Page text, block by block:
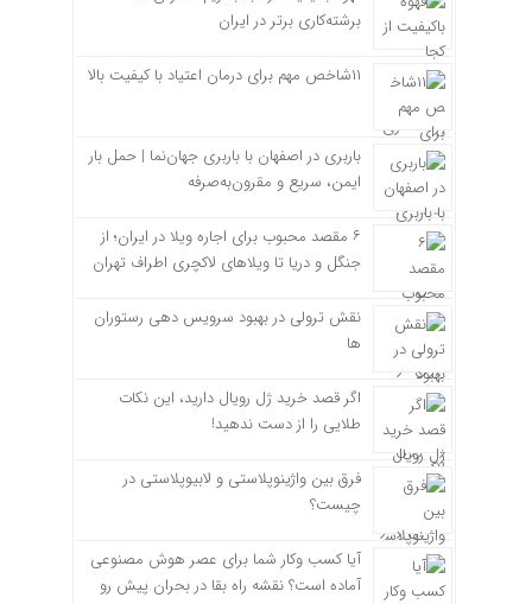
برشته‌کاری برتر در ایران
۱۱شاخص مهم برای درمان اعتیاد با کیفیت بالا
باربری در اصفهان با باربری جهان‌نما | حمل بار
ایمن، سریع و مقرون‌به‌صرفه
۶ مقصد محبوب برای اجاره ویلا در ایران؛ از
جنگل و دریا تا ویلاهای لاکچری اطراف تهران
نقش ترولی در بهبود سرویس دهی رستوران
ها
اگر قصد خرید ژل رویال دارید، این نکات
طلایی را از دست ندهید!
فرق بین واژینوپلاستی و لابیوپلاستی در
چیست؟
آیا کسب وکار شما برای عصر هوش مصنوعی
آماده است؟ نقشه راه بقا در بحران پیش رو